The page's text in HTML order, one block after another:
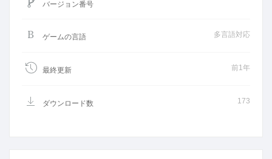
バージョン番号
ゲームの言語 多言語対応
最終更新 前1年
ダウンロード数 173